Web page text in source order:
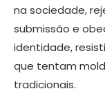
na sociedade,
submissão e
identidade,
que tentam
tradicionais.